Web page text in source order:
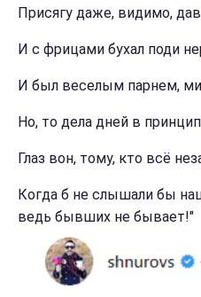
Присягу даже, видимо,
И с фрицами бухал поди
И был веселым парнем,
Но, то дела дней в
Глаз вон, тому, кто всё
Когда б не слышали бы
ведь бывших не бывает!"